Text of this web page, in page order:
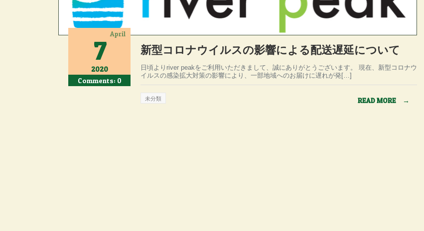
April
7
2020
Comments: 0
新型コロナウイルスの影響による配送遅延について
日頃よりriver peakをご利用いただきまして、誠にありがとうございます。 現在、新型コロナウ
イルスの感染拡大対策の影響により、一部地域へのお届けに遅れが発[…]
未分類 READ MORE →